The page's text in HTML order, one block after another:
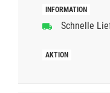
Schnelle